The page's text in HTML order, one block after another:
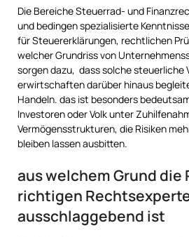
Die Bereiche Steuerrad- und
und bedingen spezialisierte
für Steuererklärungen, rechtlichen
welcher Grundriss von
sorgen dazu, dass solche steuerliche
erwirtschaften darüber hinaus
Handeln. das ist besonders
Investoren oder Volk unter
Vermögensstrukturen, die Risiken
bleiben lassen ausbitten.
aus welchem Grund die
richtigen
ausschlaggebend ist